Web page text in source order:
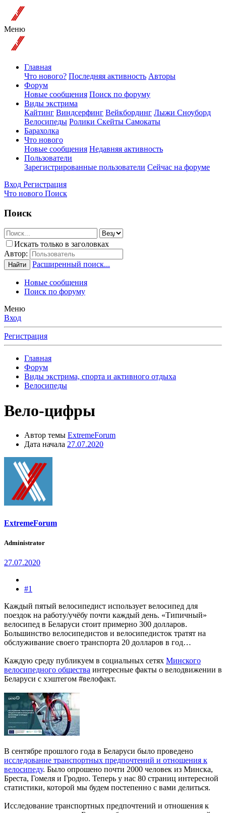
Меню
Главная
Что нового? Последняя активность Авторы
Форум
Новые сообщения Поиск по форуму
Виды экстрима
Кайтинг Виндсерфинг Вейкбординг Лыжи Сноуборд
Велосипеды Ролики Скейты Самокаты
Барахолка
Что нового
Новые сообщения Недавняя активность
Пользователи
Зарегистрированные пользователи Сейчас на форуме
Вход Регистрация
Что нового Поиск
Поиск
Искать только в заголовках
Автор:
Найти Расширенный поиск...
Новые сообщения
Поиск по форуму
Меню
Вход
Регистрация
Главная
Форум
Виды экстрима, спорта и активного отдыха
Велосипеды
Вело-цифры
Автор темы ExtremeForum
Дата начала 27.07.2020
ExtremeForum
Administrator
27.07.2020
#1
Каждый пятый велосипедист использует велосипед для
поездок на работу/учёбу почти каждый день. «Типичный»
велосипед в Беларуси стоит примерно 300 долларов.
Большинство велосипедистов и велосипедисток тратят на
обслуживание своего транспорта 20 долларов в год…
Каждую среду публикуем в социальных сетях Минского
велосипедного общества интересные факты о велодвижении в
Беларуси с хэштегом #велофакт.
В сентябре прошлого года в Беларуси было проведено
исследование транспортных предпочтений и отношения к
велосипеду. Было опрошено почти 2000 человек из Минска,
Бреста, Гомеля и Гродно. Теперь у нас 80 страниц интересной
статистики, которой мы будем постепенно с вами делиться.
Исследование транспортных предпочтений и отношения к